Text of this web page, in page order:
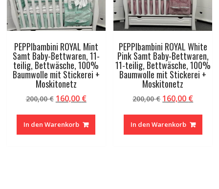
PEPPIbambini ROYAL Mint
Samt Baby-Bettwaren, 11-
teilig, Bettwäsche, 100%
Baumwolle mit Stickerei +
Moskitonetz
200,00€ Ursprünglicher
war:
200,00 €
160,00 €Aktueller
160,00 €.
In den Warenkorb
PEPPIbambini ROYAL White
Pink Samt Baby-Bettwaren,
11-teilig, Bettwäsche, 100%
Baumwolle mit Stickerei +
Moskitonetz
200,00€ Ursprünglicher
war:
200,00 €
160,00 €
160,00
In den Warenkorb